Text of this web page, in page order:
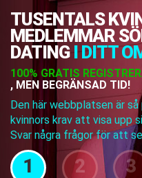
TUSENTALS
MEDLEMMAR
DATING I DITT
100% GRATIS
, MEN BEGRÄNSAD TID!
Den här webbplatsen är
kvinnors krav att visa upp
Svar några frågor för att
1 2 3